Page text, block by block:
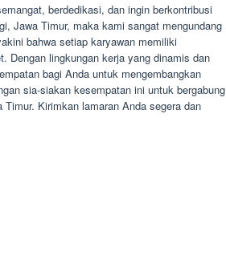
berdedikasi, dan ingin berkontribusi
Jawa Timur, maka kami sangat mengundang
bahwa setiap karyawan memiliki
Dengan lingkungan kerja yang dinamis dan
bagi Anda untuk mengembangkan
sia-siakan kesempatan ini untuk bergabung
Kirimkan lamaran Anda segera dan